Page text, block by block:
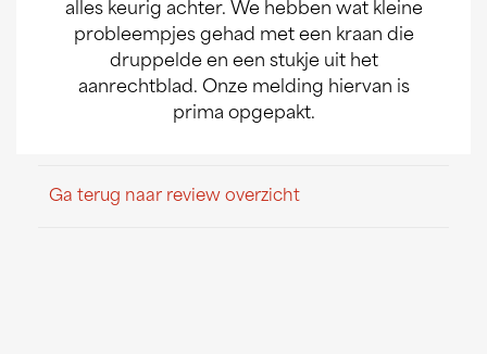
alles keurig achter. We hebben wat kleine
probleempjes gehad met een kraan die
druppelde en een stukje uit het
aanrechtblad. Onze melding hiervan is
prima opgepakt.
Ga terug naar review overzicht